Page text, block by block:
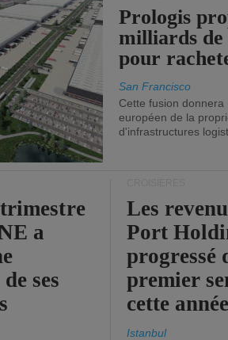
Prologis
milliards
pour
San Francisco
Cette fusion
européen de la
d'infrastructures
a
ses
Les
Port
progressé
premier
cette
Istanbul